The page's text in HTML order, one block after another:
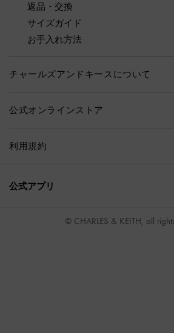
返品・交換
サイズガイド
お手入れ方法
チャールズアンドキースについて
公式オンラインストア
利用規約
公式アプリ
© CHARLES & KEITH, all